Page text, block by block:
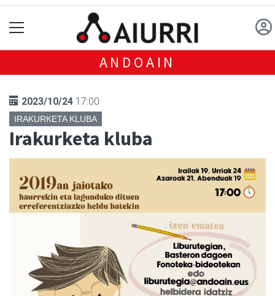
ANDOAIN
2023/10/24 17:00
IRAKURKETA KLUBA
Irakurketa kluba